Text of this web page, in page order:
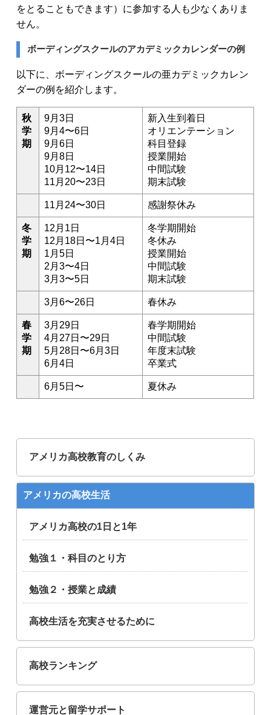
をとることもできます）に参加する人も少なくありま
せん。
ボーディングスクールのアカデミックカレンダーの例
以下に、ボーディングスクールの亜カデミックカレン
ダーの例を紹介します。
秋
学
期
9月3日
9月4〜6日
9月6日
9月8日
10月12〜14日
11月20〜23日
新入生到着日
オリエンテーション
科目登録
授業開始
中間試験
期末試験
11月24〜30日 感謝祭休み
冬
学
期
12月1日
12月18日〜1月4日
1月5日
2月3〜4日
3月3〜5日
冬学期開始
冬休み
授業開始
中間試験
期末試験
3月6〜26日 春休み
春
学
期
3月29日
4月27日〜29日
5月28日〜6月3日
6月4日
春学期開始
中間試験
年度末試験
卒業式
6月5日〜 夏休み
アメリカ高校教育のしくみ
アメリカの高校生活
アメリカ高校の1日と1年
勉強１・科目のとり方
勉強２・授業と成績
高校生活を充実させるために
高校ランキング
運営元と留学サポート